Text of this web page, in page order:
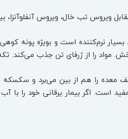
ویروس تب خال، ویروس
بسیار نرم‌کننده است و بویژه
مواد را از ژرفای تن جذب می‌کند.
را هم از بین می‌برد و سکسکه
اگر بیمار یرقانی خود را با